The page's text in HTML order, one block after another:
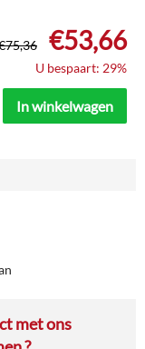
75,36 €53,66
U bespaart: 29%
In winkelwagen
met ons